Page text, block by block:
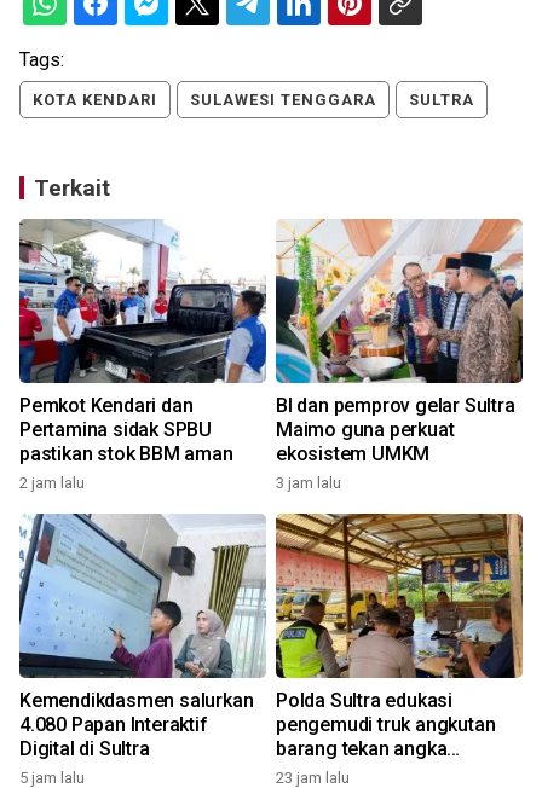
Tags:
KOTA KENDARI SULAWESI TENGGARA SULTRA
Terkait
Pemkot Kendari dan
Pertamina sidak SPBU
pastikan stok BBM aman
2 jam lalu
BI dan pemprov gelar Sultra
Maimo guna perkuat
ekosistem UMKM
3 jam lalu
Kemendikdasmen salurkan
4.080 Papan Interaktif
Digital di Sultra
5 jam lalu
Polda Sultra edukasi
pengemudi truk angkutan
barang tekan angka
kecelakaan
23 jam lalu